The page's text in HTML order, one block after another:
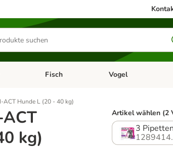
öffnen: Hundefutter & Zubehör
Kategorie-Menü öffnen: Kleintier
Fisch Kategorie-Menü
Vogel
ACT Hunde L (20 - 40 kg)
kg)
Artikel wählen (2
3